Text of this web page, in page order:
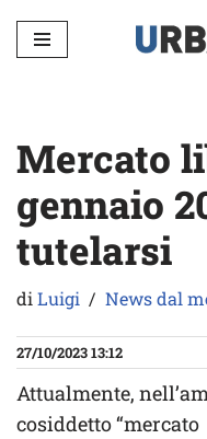
Vai
Mercato
gennaio
tutelarsi
diLuigi News dal
27/10/2023 13:12
Attualmente,
cosiddetto “mercato